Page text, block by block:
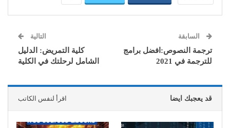
السابقة
ترجمة النصوص:افضل برامج
للترجمة في 2021
التالية
كلية التمريض: الدليل
الشامل لرحلتك في الكلية
قد يعجبك ايضا اقرأ لنفس الكاتب